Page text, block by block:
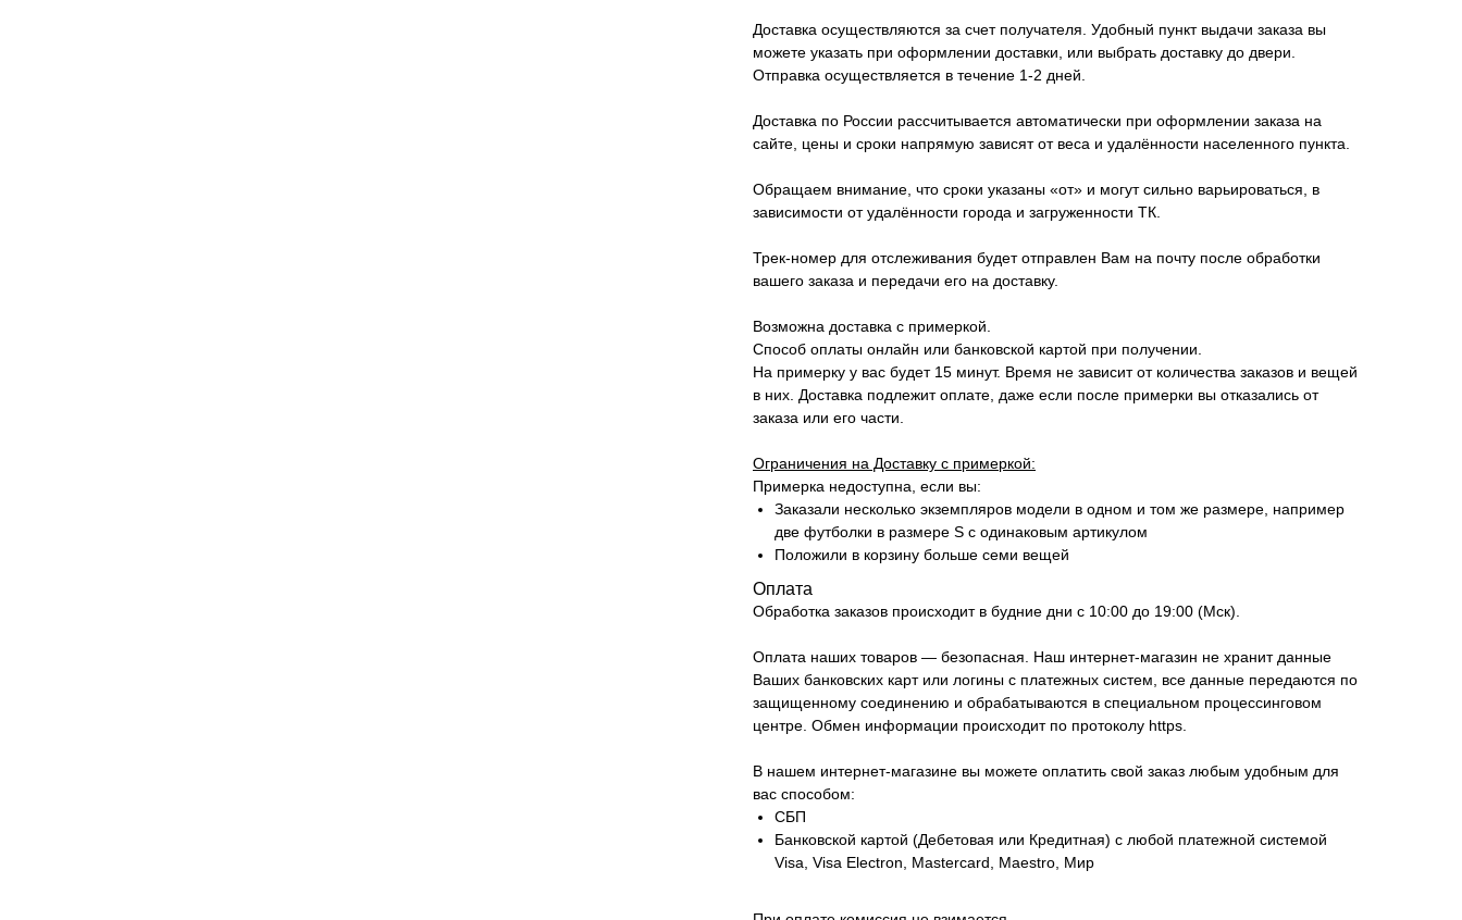
Доставка осуществляются за счет получателя. Удобный пункт выдачи заказа вы
можете указать при оформлении доставки, или выбрать доставку до двери.
Отправка осуществляется в течение 1-2 дней.
Доставка по России рассчитывается автоматически при оформлении заказа на
сайте, цены и сроки напрямую зависят от веса и удалённости населенного пункта.
Обращаем внимание, что сроки указаны «от» и могут сильно варьироваться, в
зависимости от удалённости города и загруженности ТК.
Трек-номер для отслеживания будет отправлен Вам на почту после обработки
вашего заказа и передачи его на доставку.
Возможна доставка с примеркой.
Способ оплаты онлайн или банковской картой при получении.
На примерку у вас будет 15 минут. Время не зависит от количества заказов и вещей
в них. Доставка подлежит оплате, даже если после примерки вы отказались от
заказа или его части.
Ограничения на Доставку с примеркой:
Примерка недоступна, если вы:
Заказали несколько экземпляров модели в одном и том же размере, например
две футболки в размере S с одинаковым артикулом
Положили в корзину больше семи вещей
Оплата
Обработка заказов происходит в будние дни с 10:00 до 19:00 (Мск).
Оплата наших товаров — безопасная. Наш интернет-магазин не хранит данные
Ваших банковских карт или логины с платежных систем, все данные передаются по
защищенному соединению и обрабатываются в специальном процессинговом
центре. Обмен информации происходит по протоколу https.
В нашем интернет-магазине вы можете оплатить свой заказ любым удобным для
вас способом:
СБП
Банковской картой (Дебетовая или Кредитная) с любой платежной системой
Visa, Visa Electron, Mastercard, Maestro, Мир